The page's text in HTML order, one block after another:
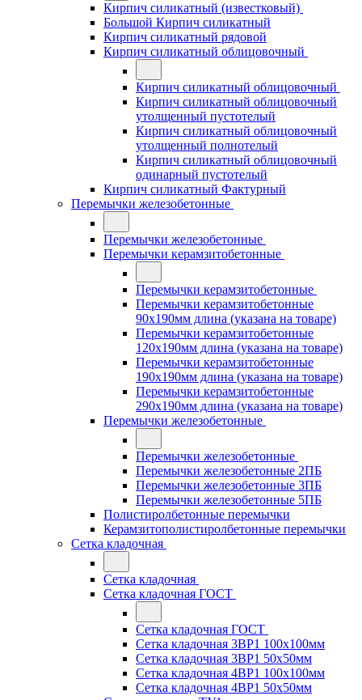
Кирпич силикатный (известковый)
Большой Кирпич силикатный
Кирпич силикатный рядовой
Кирпич силикатный облицовочный
Кирпич силикатный облицовочный
Кирпич силикатный облицовочный
утолщенный пустотелый
Кирпич силикатный облицовочный
утолщенный полнотелый
Кирпич силикатный облицовочный
одинарный пустотелый
Кирпич силикатный Фактурный
Перемычки железобетонные
Перемычки железобетонные
Перемычки керамзитобетонные
Перемычки керамзитобетонные
Перемычки керамзитобетонные
90x190мм длина (указана на товаре)
Перемычки керамзитобетонные
120x190мм длина (указана на товаре)
Перемычки керамзитобетонные
190x190мм длина (указана на товаре)
Перемычки керамзитобетонные
290x190мм длина (указана на товаре)
Перемычки железобетонные
Перемычки железобетонные
Перемычки железобетонные 2ПБ
Перемычки железобетонные 3ПБ
Перемычки железобетонные 5ПБ
Полистиролбетонные перемычки
Керамзитополистиролбетонные перемычки
Сетка кладочная
Сетка кладочная
Сетка кладочная ГОСТ
Сетка кладочная ГОСТ
Сетка кладочная 3ВР1 100x100мм
Сетка кладочная 3ВР1 50x50мм
Сетка кладочная 4ВР1 100x100мм
Сетка кладочная 4ВР1 50x50мм